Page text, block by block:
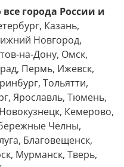
города России и
Казань,
Новгород,
на-Дону, Омск,
Пермь, Ижевск,
Тольятти,
Ярославль, Тюмень,
Кемерово,
Челны,
Благовещенск,
Мурманск, Тверь,